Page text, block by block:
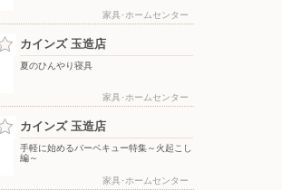
家具･ホームセンター
カインズ 玉造店
夏のひんやり寝具
家具･ホームセンター
カインズ 玉造店
手軽に始めるバーベキュー特集～火起こし
編～
家具･ホームセンター